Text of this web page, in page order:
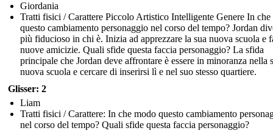
Giordania
Tratti fisici / Carattere Piccolo Artistico Intelligente Genere In che
questo cambiamento personaggio nel corso del tempo? Jordan
più fiducioso in chi è. Inizia ad apprezzare la sua nuova scuola e
nuove amicizie. Quali sfide questa faccia personaggio? La sfida
principale che Jordan deve affrontare è essere in minoranza nella
nuova scuola e cercare di inserirsi lì e nel suo stesso quartiere.
Glisser: 2
Liam
Tratti fisici / Carattere: In che modo questo cambiamento
nel corso del tempo? Quali sfide questa faccia personaggio?